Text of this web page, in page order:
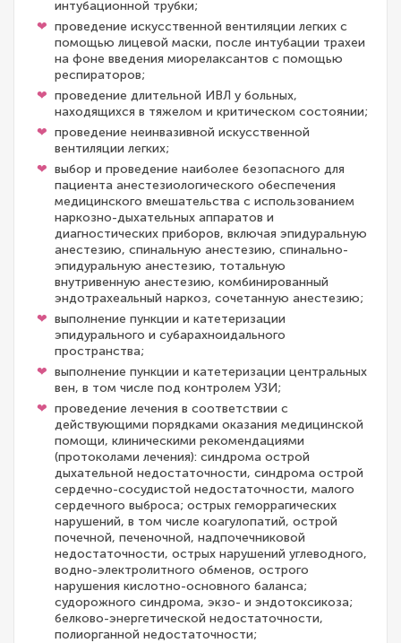
интубационной трубки;
проведение искусственной вентиляции легких с
помощью лицевой маски, после интубации трахеи
на фоне введения миорелаксантов с помощью
респираторов;
проведение длительной ИВЛ у больных,
находящихся в тяжелом и критическом состоянии;
проведение неинвазивной искусственной
вентиляции легких;
выбор и проведение наиболее безопасного для
пациента анестезиологического обеспечения
медицинского вмешательства с использованием
наркозно-дыхательных аппаратов и
диагностических приборов, включая эпидуральную
анестезию, спинальную анестезию, спинально-
эпидуральную анестезию, тотальную
внутривенную анестезию, комбинированный
эндотрахеальный наркоз, сочетанную анестезию;
выполнение пункции и катетеризации
эпидурального и субарахноидального
пространства;
выполнение пункции и катетеризации центральных
вен, в том числе под контролем УЗИ;
проведение лечения в соответствии с
действующими порядками оказания медицинской
помощи, клиническими рекомендациями
(протоколами лечения): синдрома острой
дыхательной недостаточности, синдрома острой
сердечно-сосудистой недостаточности, малого
сердечного выброса; острых геморрагических
нарушений, в том числе коагулопатий, острой
почечной, печеночной, надпочечниковой
недостаточности, острых нарушений углеводного,
водно-электролитного обменов, острого
нарушения кислотно-основного баланса;
судорожного синдрома, экзо- и эндотоксикоза;
белково-энергетической недостаточности,
полиорганной недостаточности;